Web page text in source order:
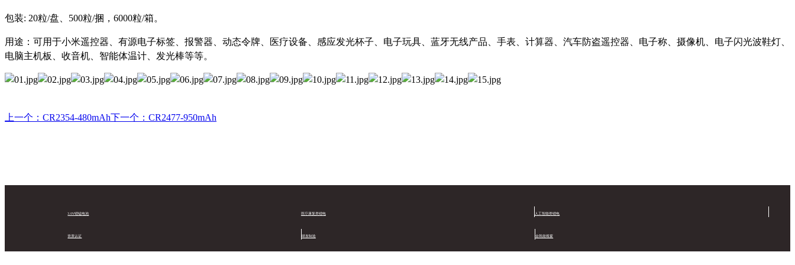
包装: 20粒/盘、500粒/捆，6000粒/箱。
用途：可用于小米遥控器、有源电子标签、报警器、动态令牌、医疗设备、感应发光杯子、电子玩具、蓝牙无线产品、手表、计算器、汽车防盗遥控器、电子称、摄像机、电子闪光波鞋灯、
电脑主机板、收音机、智能体温计、发光棒等等。
上一个：CR2354-480mAh下一个：CR2477-950mAh
3.0V锂锰电池 医疗康复类锂电 人工智能类锂电
资质认证 研发制造 金凯能视窗